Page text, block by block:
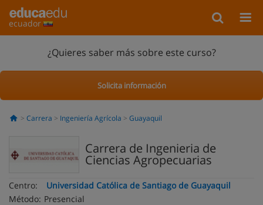
ecuador
¿Quieres saber más sobre este curso?
Solicita información
Carrera Ingeniería Agrícola Guayaquil
Carrera de Ingenieria de
Ciencias Agropecuarias
Centro:
Universidad Católica de Santiago de Guayaquil
Método: Presencial